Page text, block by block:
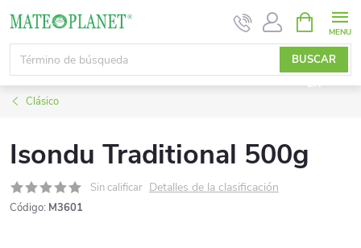
contenido
BUSCAR
EN
CESTA
DE
LA
COMPRA
Clásico
Isondu Traditional 500g
Sin calificar Detalles de la clasificación
Código: M3601